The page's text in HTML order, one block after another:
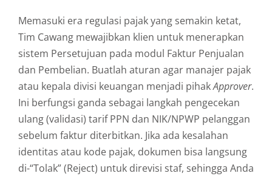
Memasuki era regulasi pajak yang semakin ketat,
Tim Cawang mewajibkan klien untuk menerapkan
sistem Persetujuan pada modul Faktur Penjualan
dan Pembelian. Buatlah aturan agar manajer pajak
atau kepala divisi keuangan menjadi pihakApprover.
Ini berfungsi ganda sebagai langkah pengecekan
ulang (validasi) tarif PPN dan NIK/NPWP pelanggan
sebelum faktur diterbitkan. Jika ada kesalahan
identitas atau kode pajak, dokumen bisa langsung
di-“Tolak” (Reject) untuk direvisi staf, sehingga Anda